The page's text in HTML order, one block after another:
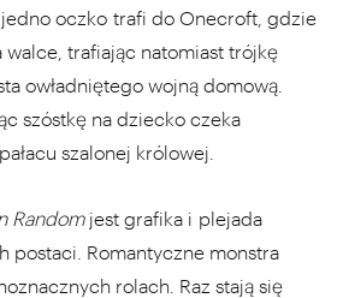
oczko trafi do Onecroft, gdzie
walce, trafiając natomiast trójkę
owładniętego wojną domową.
szóstkę na dziecko czeka
szalonej królowej.
Random jest grafika i plejada
postaci. Romantyczne monstra
rolach. Raz stają się